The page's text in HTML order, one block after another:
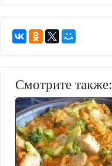
Смотрите также: